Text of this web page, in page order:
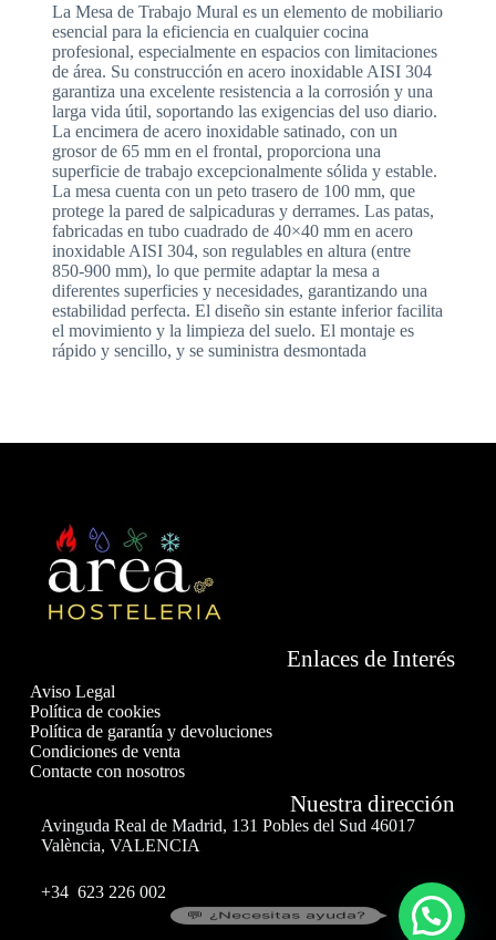
La Mesa de Trabajo Mural es un elemento de mobiliario
esencial para la eficiencia en cualquier cocina
profesional, especialmente en espacios con limitaciones
de área. Su construcción en acero inoxidable AISI 304
garantiza una excelente resistencia a la corrosión y una
larga vida útil, soportando las exigencias del uso diario.
La encimera de acero inoxidable satinado, con un
grosor de 65 mm en el frontal, proporciona una
superficie de trabajo excepcionalmente sólida y estable.
La mesa cuenta con un peto trasero de 100 mm, que
protege la pared de salpicaduras y derrames. Las patas,
fabricadas en tubo cuadrado de 40×40 mm en acero
inoxidable AISI 304, son regulables en altura (entre
850-900 mm), lo que permite adaptar la mesa a
diferentes superficies y necesidades, garantizando una
estabilidad perfecta. El diseño sin estante inferior facilita
el movimiento y la limpieza del suelo. El montaje es
rápido y sencillo, y se suministra desmontada
Enlaces de Interés
Aviso Legal
Política de cookies
Política de garantía y devoluciones
Condiciones de venta
Contacte con nosotros
Nuestra dirección
Avinguda Real de Madrid, 131 Pobles del Sud 46017
València, VALENCIA
+34 623 226 002
💬 ¿Necesitas ayuda?